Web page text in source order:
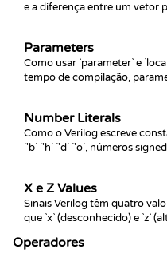
e a diferença entre um vetor
Parameters
Como usar `parameter` e
tempo de compilação,
Number Literals
Como o Verilog escreve
`'b` `'h` `'d` `'o`, números
X e Z Values
Sinais Verilog têm quatro
que `x` (desconhecido) e `z`
Operadores